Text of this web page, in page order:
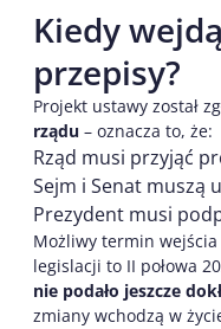
Kiedy
przepisy?
Projekt ustawy został
rządu – oznacza to, że:
Rząd musi przyjąć
Sejm i Senat muszą
Prezydent musi
Możliwy termin
legislacji to II połowa
nie podało jeszcze
zmiany wchodzą w